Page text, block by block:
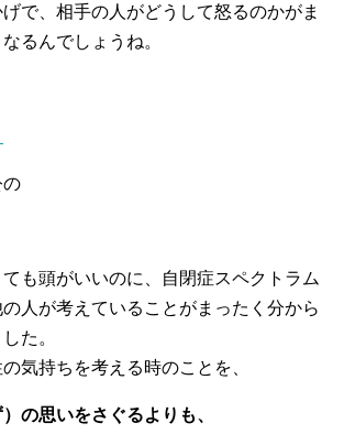
で、相手の人がどうして怒るのかがま
るんでしょうね。
の
も頭がいいのに、自閉症スペクトラム
人が考えていることがまったく分から
た。
気持ちを考える時のことを、
の思いをさぐるよりも、